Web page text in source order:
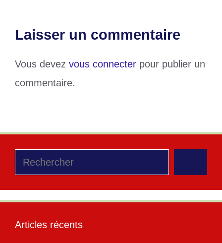
Laisser un commentaire
Vous devez vous connecter pour publier un
commentaire.
Rechercher
Articles récents